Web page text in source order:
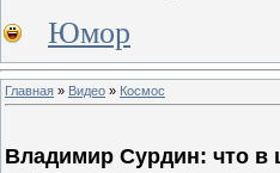
Юмор
Главная » Видео » Космос
Владимир Сурдин: что в